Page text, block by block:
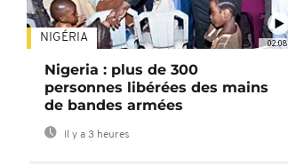
02:08
NIGÉRIA
Nigeria : plus de 300
personnes libérées des mains
de bandes armées
Il y a 3 heures